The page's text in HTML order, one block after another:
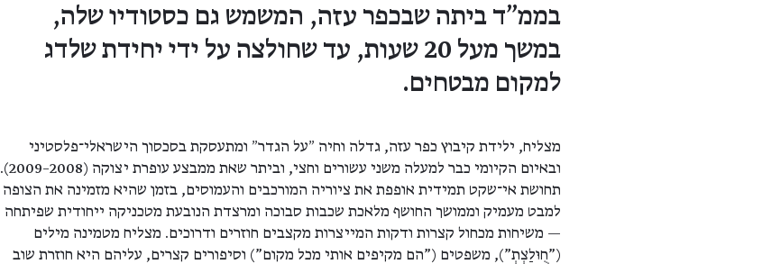
בממ"ד ביתה שבכפר עזה, המשמש גם כסטודיו שלה,
במשך מעל 20 שעות, עד שחולצה על ידי יחידת שלדג
למקום מבטחים.
מצליח, ילידת קיבוץ כפר עזה, גדלה וחיה ״על הגדר״ ומתעסקת בסכסוך הישראלי־פלסטיני
ובאיום הקיומי כבר למעלה משני עשורים וחצי, וביתר שאת ממבצע עופרת יצוקה (2008–2009).
תחושת אי־שקט תמידית אופפת את ציוריה המורכבים והעמוסים, בזמן שהיא מזמינה את הצופה
למבט מעמיק וממושך החושף מלאכת שכבות סבוכה ומרצדת הנובעת מטכניקה ייחודית שפיתחה
— משיחות מכחול קצרות ודקות המייצרות מקצבים חוזרים ודרוכים. מצליח מטמינה מילים
("חֻוּלַצְתְ"), משפטים ("הם מקיפים אותי מכל מקום") וסיפורים קצרים, עליהם היא חוזרת שוב